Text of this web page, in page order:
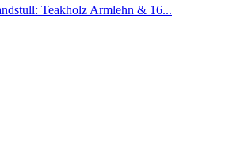
Teakholz Armlehn & 16...